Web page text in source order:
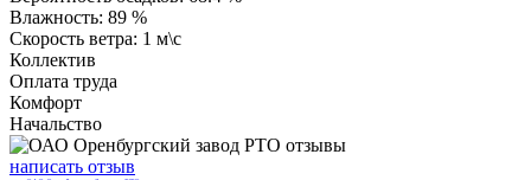
Влажность: 89 %
Скорость ветра: 1 м\с
Коллектив
Оплата труда
Комфорт
Начальство
написать отзыв